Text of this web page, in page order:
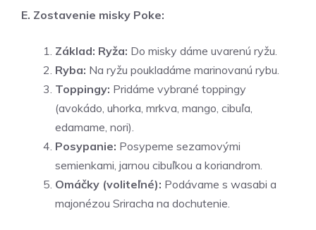
E. Zostavenie misky Poke:
Základ: Ryža: Do misky dáme uvarenú ryžu.
Ryba: Na ryžu poukladáme marinovanú rybu.
Toppingy: Pridáme vybrané toppingy
(avokádo, uhorka, mrkva, mango, cibuľa,
edamame, nori).
Posypanie: Posypeme sezamovými
semienkami, jarnou cibuľkou a koriandrom.
Omáčky (voliteľné): Podávame s wasabi a
majonézou Sriracha na dochutenie.